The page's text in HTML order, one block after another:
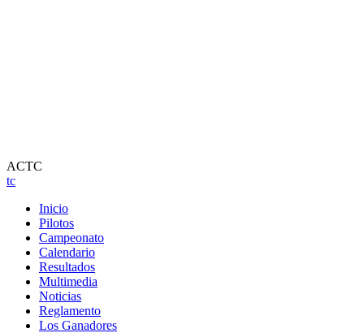
ACTC
tc
Inicio
Pilotos
Campeonato
Calendario
Resultados
Multimedia
Noticias
Reglamento
Los Ganadores